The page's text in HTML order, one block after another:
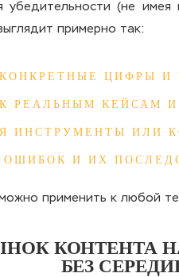
(не
примерно так:
ЦИФРЫ И
РЕАЛЬНЫМ КЕЙСАМ
ИНСТРУМЕНТЫ ИЛИ
И ИХ
можно применить к любой
КОНТЕНТА
БЕЗ